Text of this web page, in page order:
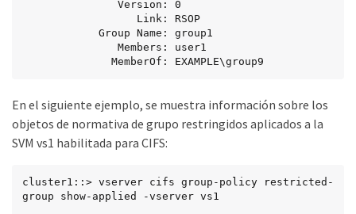
              MemberOf: EXAMPLE\group9
En el siguiente ejemplo, se muestra información sobre los
objetos de normativa de grupo restringidos aplicados a la
SVM vs1 habilitada para CIFS:
cluster1::> vserver cifs group-policy restricted-
group show-applied -vserver vs1